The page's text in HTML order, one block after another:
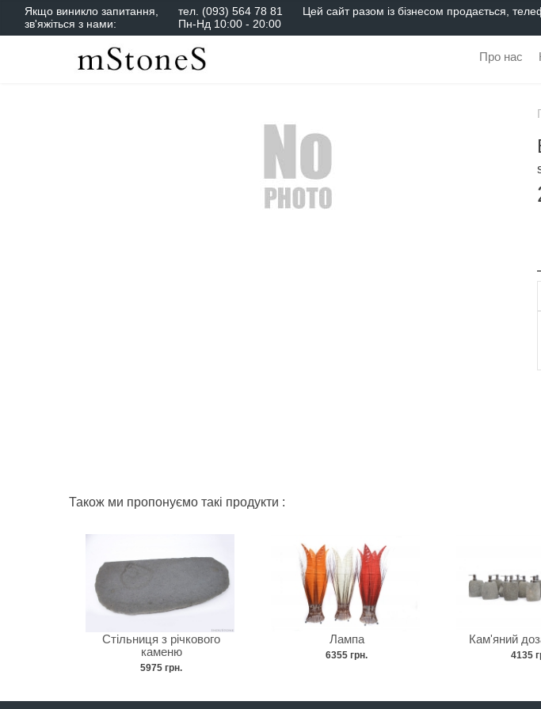
Якщо виникло запитання,
зв'яжіться з нами:
тел. (093) 564 78 81
Пн-Нд 10:00 - 20:00
Цей сайт разом із бізнесом продається,
Про нас
Також ми пропонуємо такі продукти :
Стільниця з річкового
каменю
5975 грн.
Лампа
6355 грн.
Кам'яний
4135